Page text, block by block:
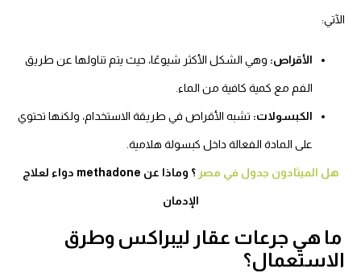
الآتي:
الأقراص: وهي الشكل الأكثر شيوعًا، حيث يتم تناولها عن طريق
الفم مع كمية كافية من الماء.
الكبسولات: تشبه الأقراص في طريقة الاستخدام، ولكنها تحتوي
على المادة الفعالة داخل كبسولة هلامية.
هل الميثادون جدول في مصر ؟ وماذا عن methadone دواء لعلاج
الإدمان
ما هي جرعات عقار ليبراكس وطرق
الاستعمال؟